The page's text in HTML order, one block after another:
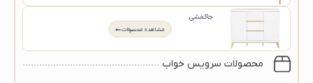
جاکفشی
مشاهده محصولات
محصولات سرویس خواب